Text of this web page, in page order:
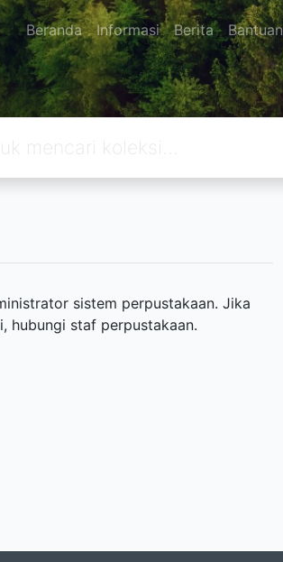
Beranda Informasi Berita Bantuan
sistem perpustakaan. Jika
hubungi staf perpustakaan.